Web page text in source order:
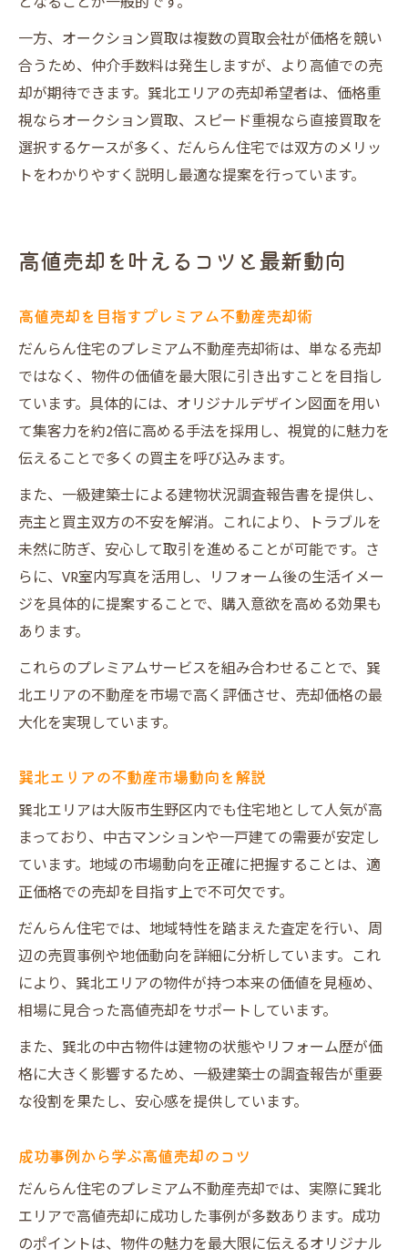
一方、オークション買取は複数の買取会社が価格を競い
合うため、仲介手数料は発生しますが、より高値での売
却が期待できます。巽北エリアの売却希望者は、価格重
視ならオークション買取、スピード重視なら直接買取を
選択するケースが多く、だんらん住宅では双方のメリッ
トをわかりやすく説明し最適な提案を行っています。
高値売却を叶えるコツと最新動向
高値売却を目指すプレミアム不動産売却術
だんらん住宅のプレミアム不動産売却術は、単なる売却
ではなく、物件の価値を最大限に引き出すことを目指し
ています。具体的には、オリジナルデザイン図面を用い
て集客力を約2倍に高める手法を採用し、視覚的に魅力を
伝えることで多くの買主を呼び込みます。
また、一級建築士による建物状況調査報告書を提供し、
売主と買主双方の不安を解消。これにより、トラブルを
未然に防ぎ、安心して取引を進めることが可能です。さ
らに、VR室内写真を活用し、リフォーム後の生活イメー
ジを具体的に提案することで、購入意欲を高める効果も
あります。
これらのプレミアムサービスを組み合わせることで、巽
北エリアの不動産を市場で高く評価させ、売却価格の最
大化を実現しています。
巽北エリアの不動産市場動向を解説
巽北エリアは大阪市生野区内でも住宅地として人気が高
まっており、中古マンションや一戸建ての需要が安定し
ています。地域の市場動向を正確に把握することは、適
正価格での売却を目指す上で不可欠です。
だんらん住宅では、地域特性を踏まえた査定を行い、周
辺の売買事例や地価動向を詳細に分析しています。これ
により、巽北エリアの物件が持つ本来の価値を見極め、
相場に見合った高値売却をサポートしています。
また、巽北の中古物件は建物の状態やリフォーム歴が価
格に大きく影響するため、一級建築士の調査報告が重要
な役割を果たし、安心感を提供しています。
成功事例から学ぶ高値売却のコツ
だんらん住宅のプレミアム不動産売却では、実際に巽北
エリアで高値売却に成功した事例が多数あります。成功
のポイントは、物件の魅力を最大限に伝えるオリジナル